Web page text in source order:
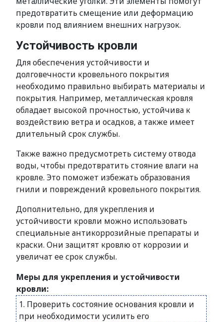
предотвратить смещение или деформацию
кровли под влиянием внешних нагрузок.
Устойчивость кровли
Для обеспечения устойчивости и
долговечности кровельного покрытия
необходимо правильно выбирать материалы и
покрытия. Например, металлическая кровля
обладает высокой прочностью, устойчива к
воздействию ветра и осадков, а также имеет
длительный срок службы.
Также важно предусмотреть систему отвода
воды, чтобы предотвратить стояние влаги на
кровле. Это поможет избежать образования
гнили и повреждений кровельного покрытия.
Дополнительно, для укрепления и
устойчивости кровли можно использовать
специальные антикоррозийные препараты и
краски. Они защитят кровлю от коррозии и
увеличат ее срок службы.
Меры для укрепления и устойчивости
кровли:
1. Проверить состояние основания кровли и
при необходимости усилить его